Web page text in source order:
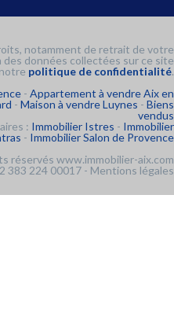
notamment de retrait de votre
données collectées sur ce site
politique de confidentialité.
- Appartement à vendre Aix en
- Maison à vendre Luynes - Biens
vendus
: Immobilier Istres - Immobilier
- Immobilier Salon de Provence
réservés www.immobilier-aix.com
383 224 00017 - Mentions légales